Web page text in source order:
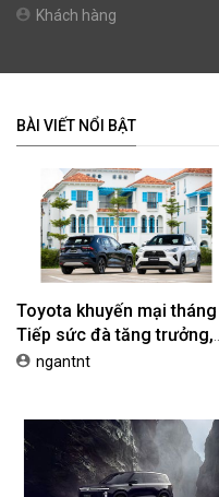
cho xe
Khách hàng
BÀI VIẾT NỔI BẬT
Toyota khuyến mại tháng
Tiếp sức đà tăng trưởng,
tối ưu chi phí mua xe
ngantnt